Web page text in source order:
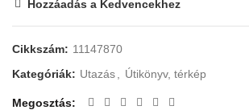
Hozzáadás a Kedvencekhez
Cikkszám: 11147870
Kategóriák: Utazás Útikönyv, térkép
Megosztás